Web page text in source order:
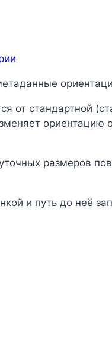
от стандартной
ориентацию
размеров
и путь до неё